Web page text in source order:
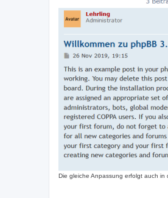
Die gleiche Anpassung erfolgt auch in